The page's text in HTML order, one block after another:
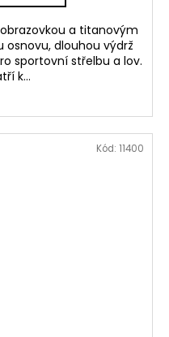
a titanovým
dlouhou výdrž
sportovní střelbu a lov.
k...
Kód: 11400